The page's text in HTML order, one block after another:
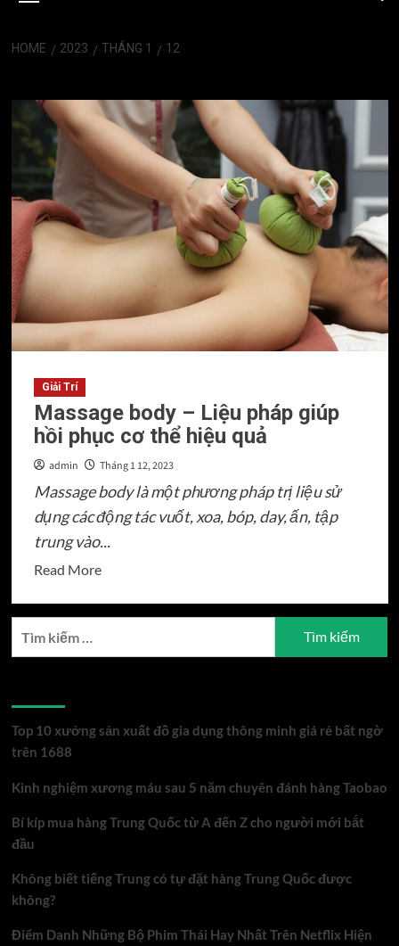
HOME 2023 THÁNG 1 12
Giải Trí
Massage body – Liệu pháp giúp
hồi phục cơ thể hiệu quả
admin Tháng 1 12, 2023
Massage body là một phương pháp trị liệu sử
dụng các động tác vuốt, xoa, bóp, day, ấn, tập
trung vào...
Read MoreRead
body
pháp
phục
thể
quả
Top 10 xưởng sản xuất đồ gia dụng thông minh giá rẻ bất ngờ
trên 1688
Kinh nghiệm xương máu sau 5 năm chuyên đánh hàng Taobao
Bí kíp mua hàng Trung Quốc từ A đến Z cho người mới bắt
đầu
Không biết tiếng Trung có tự đặt hàng Trung Quốc được
không?
Điểm Danh Những Bộ Phim Thái Hay Nhất Trên Netflix Hiện